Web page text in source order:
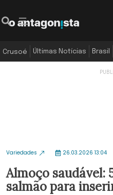
Crusoé Últimas Notícias Brasil
Variedades 26.03.2026 13:04
Almoço saudável:
salmão para